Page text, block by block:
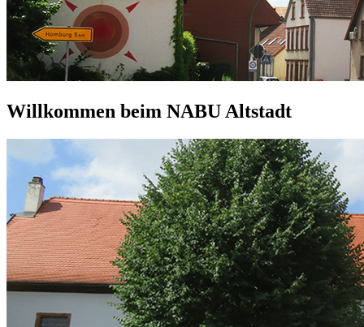
Willkommen beim NABU Altstadt